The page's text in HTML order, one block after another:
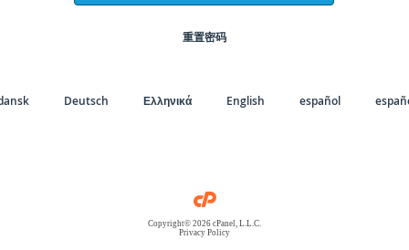
重置密码
Deutsch Ελληνικά English español
Copyright© 2026 cPanel, L.L.C.
Privacy Policy